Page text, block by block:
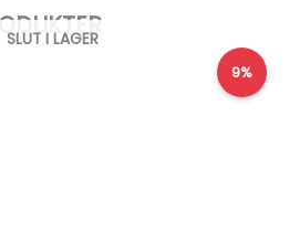
9%
SLUT I LAGER